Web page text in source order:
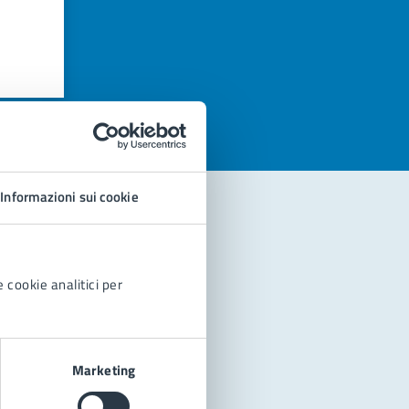
Informazioni sui cookie
cookie analitici per
Marketing